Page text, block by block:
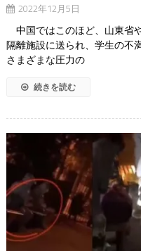
2022年12月5日
中国ではこのほど、山東省
隔離施設に送られ、学生の
さまざまな圧力の
続きを読む